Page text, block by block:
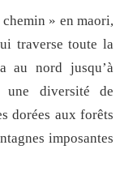
» en maori,
traverse toute la
au nord jusqu’à
diversité de
dorées aux forêts
imposantes